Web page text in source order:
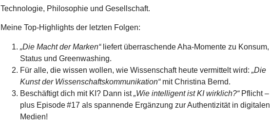
Technologie, Philosophie und Gesellschaft.
Meine Top-Highlights der letzten Folgen:
„Die Macht der Marken“liefert überraschende Aha‑Momente zu Konsum,
Status und Greenwashing.
Für alle, die wissen wollen, wie Wissenschaft heute vermittelt wird: „Die
Kunst der Wissenschaftskommunikation“mit Christina Bernd.
Beschäftigt dich mit KI? Dann ist„Wie intelligent ist KI wirklich?“Pflicht –
plus Episode #17 als spannende Ergänzung zur Authentizität in digitalen
Medien!